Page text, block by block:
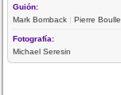
Guión:
Mark Bomback |Pierre Boulle
Fotografía:
Michael Seresin